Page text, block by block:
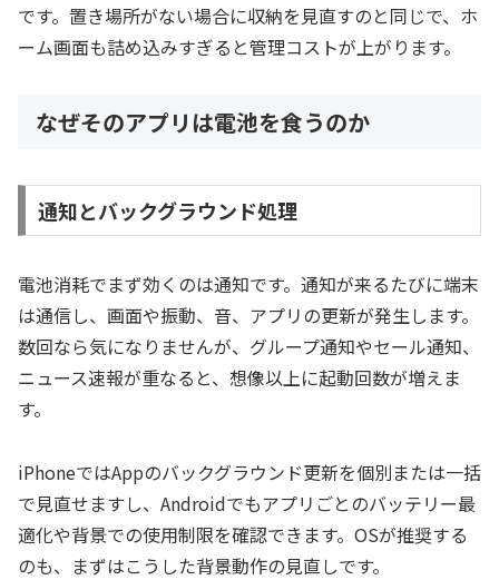
です。置き場所がない場合に収納を見直すのと同じで、ホ
ーム画面も詰め込みすぎると管理コストが上がります。
なぜそのアプリは電池を食うのか
通知とバックグラウンド処理
電池消耗でまず効くのは通知です。通知が来るたびに端末
は通信し、画面や振動、音、アプリの更新が発生します。
数回なら気になりませんが、グループ通知やセール通知、
ニュース速報が重なると、想像以上に起動回数が増えま
す。
iPhoneではAppのバックグラウンド更新を個別または一括
で見直せますし、Androidでもアプリごとのバッテリー最
適化や背景での使用制限を確認できます。OSが推奨する
のも、まずはこうした背景動作の見直しです。